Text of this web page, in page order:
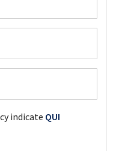
indicate QUI